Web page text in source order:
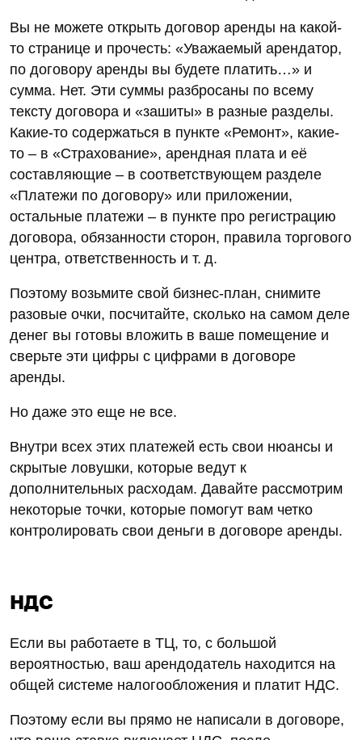
Вы не можете открыть договор аренды на какой-
то странице и прочесть: «Уважаемый арендатор,
по договору аренды вы будете платить…» и
сумма. Нет. Эти суммы разбросаны по всему
тексту договора и «зашиты» в разные разделы.
Какие-то содержаться в пункте «Ремонт», какие-
то – в «Страхование», арендная плата и её
составляющие – в соответствующем разделе
«Платежи по договору» или приложении,
остальные платежи – в пункте про регистрацию
договора, обязанности сторон, правила торгового
центра, ответственность и т. д.
Поэтому возьмите свой бизнес-план, снимите
разовые очки, посчитайте, сколько на самом деле
денег вы готовы вложить в ваше помещение и
сверьте эти цифры с цифрами в договоре
аренды.
Но даже это еще не все.
Внутри всех этих платежей есть свои нюансы и
скрытые ловушки, которые ведут к
дополнительных расходам. Давайте рассмотрим
некоторые точки, которые помогут вам четко
контролировать свои деньги в договоре аренды.
НДС
Если вы работаете в ТЦ, то, с большой
вероятностью, ваш арендодатель находится на
общей системе налогообложения и платит НДС.
Поэтому если вы прямо не написали в договоре,